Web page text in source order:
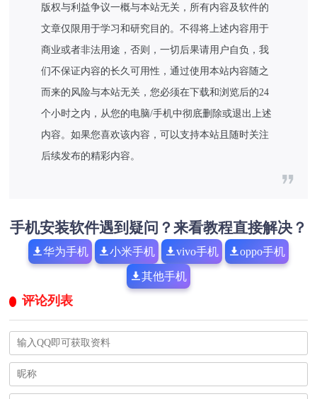
版权与利益争议一概与本站无关，所有内容及软件的
文章仅限用于学习和研究目的。不得将上述内容用于
商业或者非法用途，否则，一切后果请用户自负，我
们不保证内容的长久可用性，通过使用本站内容随之
而来的风险与本站无关，您必须在下载和浏览后的24
个小时之内，从您的电脑/手机中彻底删除或退出上述
内容。如果您喜欢该内容，可以支持本站且随时关注
后续发布的精彩内容。
手机安装软件遇到疑问？来看教程直接解决？
华为手机 小米手机 vivo手机 oppo手机
其他手机
评论列表